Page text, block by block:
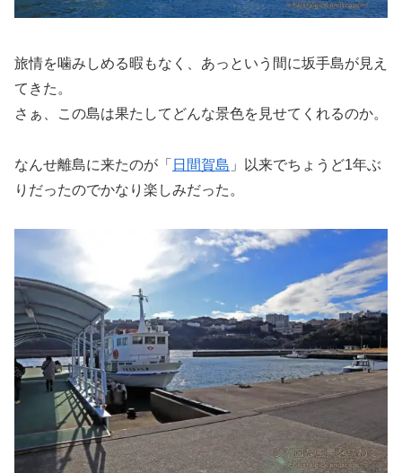
旅情を噛みしめる暇もなく、あっという間に坂手島が見え
てきた。
さぁ、この島は果たしてどんな景色を見せてくれるのか。
なんせ離島に来たのが「 日間賀島 」以来でちょうど1年ぶ
りだったのでかなり楽しみだった。